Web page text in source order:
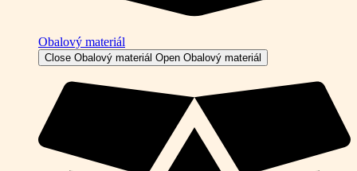
Obalový materiál
Close Obalový materiál Open Obalový materiál